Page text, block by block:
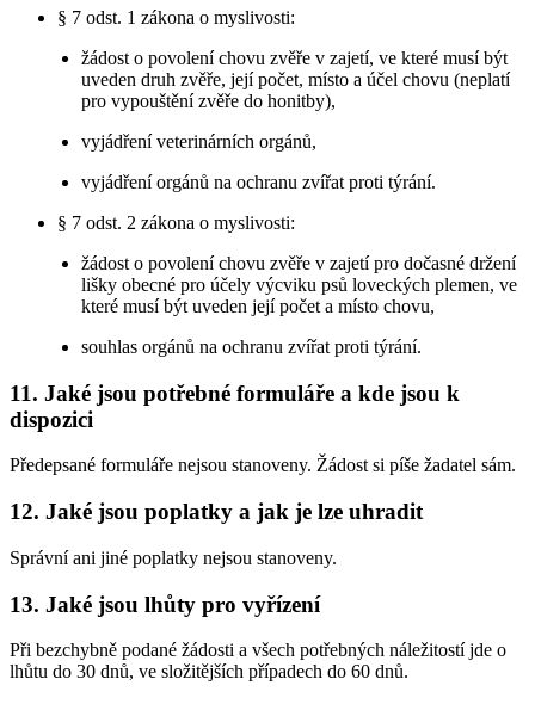
§ 7 odst. 1 zákona o myslivosti:
žádost o povolení chovu zvěře v zajetí, ve které musí být
uveden druh zvěře, její počet, místo a účel chovu (neplatí
pro vypouštění zvěře do honitby),
vyjádření veterinárních orgánů,
vyjádření orgánů na ochranu zvířat proti týrání.
§ 7 odst. 2 zákona o myslivosti:
žádost o povolení chovu zvěře v zajetí pro dočasné držení
lišky obecné pro účely výcviku psů loveckých plemen, ve
které musí být uveden její počet a místo chovu,
souhlas orgánů na ochranu zvířat proti týrání.
11. Jaké jsou potřebné formuláře a kde jsou k
dispozici
Předepsané formuláře nejsou stanoveny. Žádost si píše žadatel sám.
12. Jaké jsou poplatky a jak je lze uhradit
Správní ani jiné poplatky nejsou stanoveny.
13. Jaké jsou lhůty pro vyřízení
Při bezchybně podané žádosti a všech potřebných náležitostí jde o
lhůtu do 30 dnů, ve složitějších případech do 60 dnů.